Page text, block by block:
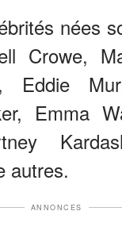
nées
Crowe,
Eddie
Emma
autres.
ANNONCES